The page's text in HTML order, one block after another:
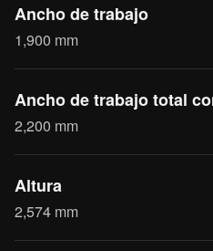
Ancho de trabajo
1,900 mm
Ancho de trabajo total
2,200 mm
Altura
2,574 mm